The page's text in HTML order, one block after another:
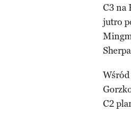
C3 na
jutro
C2